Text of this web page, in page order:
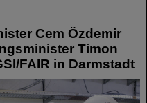
Cem Özdemir
Timon
FAIR in Darmstadt